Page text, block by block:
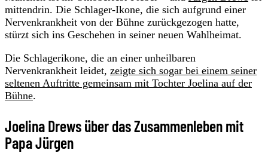
mittendrin. Die Schlager-Ikone, die sich aufgrund einer
Nervenkrankheit von der Bühne zurückgezogen hatte,
stürzt sich ins Geschehen in seiner neuen Wahlheimat.
Die Schlagerikone, die an einer unheilbaren
Nervenkrankheit leidet, zeigte sich sogar bei einem seiner
seltenen Auftritte gemeinsam mit Tochter Joelina auf der
Bühne.
Joelina Drews über das Zusammenleben mit
Papa Jürgen